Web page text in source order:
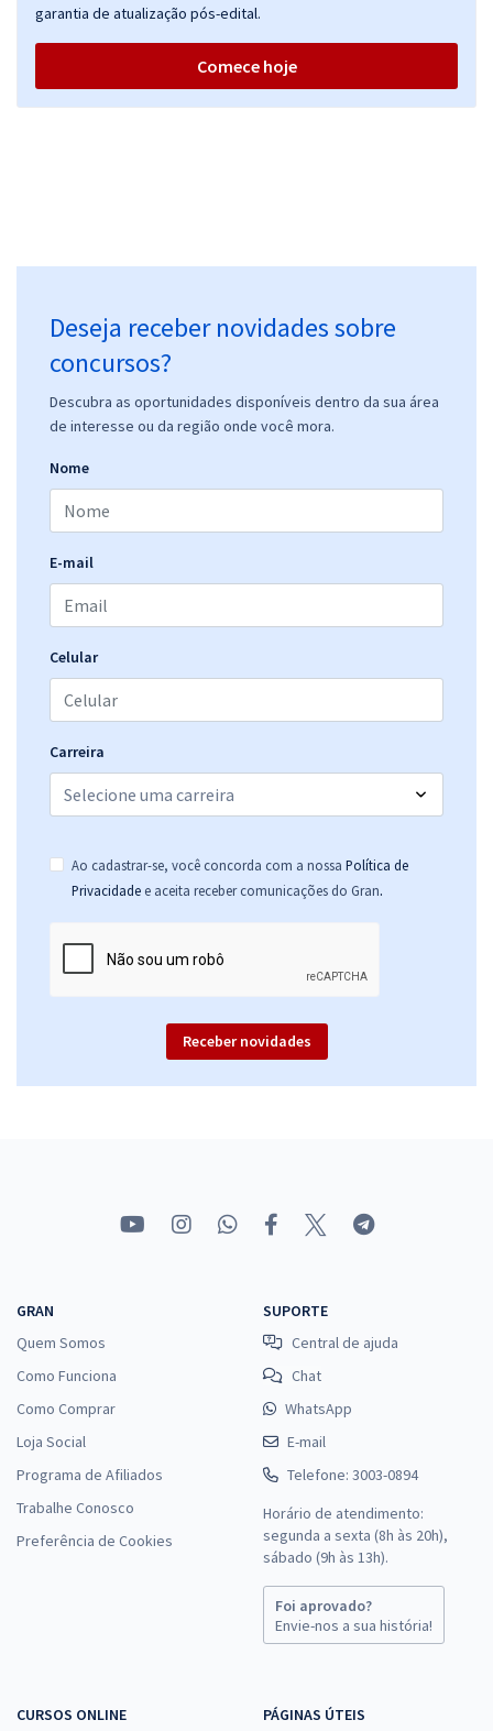
garantia de atualização pós-edital.
Comece hoje
Deseja receber novidades sobre
concursos?
Descubra as oportunidades disponíveis dentro da sua área
de interesse ou da região onde você mora.
Nome
E-mail
Celular
Carreira
Ao cadastrar-se, você concorda com a nossa Política de
Privacidade e aceita receber comunicações do Gran.
Receber novidades
GRAN
Quem Somos
Como Funciona
Como Comprar
Loja Social
Programa de Afiliados
Trabalhe Conosco
Preferência de Cookies
SUPORTE
Central de ajuda
Chat
WhatsApp
E-mail
Telefone: 3003-0894
Horário de atendimento:
segunda a sexta (8h às 20h),
sábado (9h às 13h).
Foi aprovado?
Envie-nos a sua história!
CURSOS ONLINE PÁGINAS ÚTEIS